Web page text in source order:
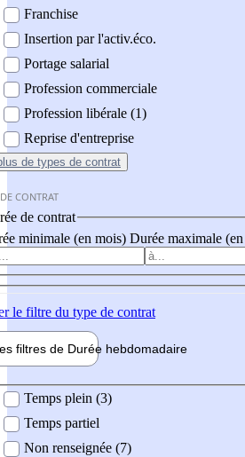
Franchise
Insertion par l'activ.éco.
Portage salarial
Profession commerciale
Profession libérale (1)
Reprise d'entreprise
de types de contrat
CONTRAT
de contrat
minimale (en mois) Durée maximale
le filtre du type de contrat
filtres de Durée hebdomadaire
Temps plein (3)
Temps partiel
Non renseignée (7)